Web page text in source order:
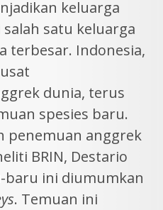
keluarga
salah satu keluarga
terbesar. Indonesia,
dunia, terus
spesies baru.
penemuan anggrek
BRIN, Destario
baru ini diumumkan
. Temuan ini